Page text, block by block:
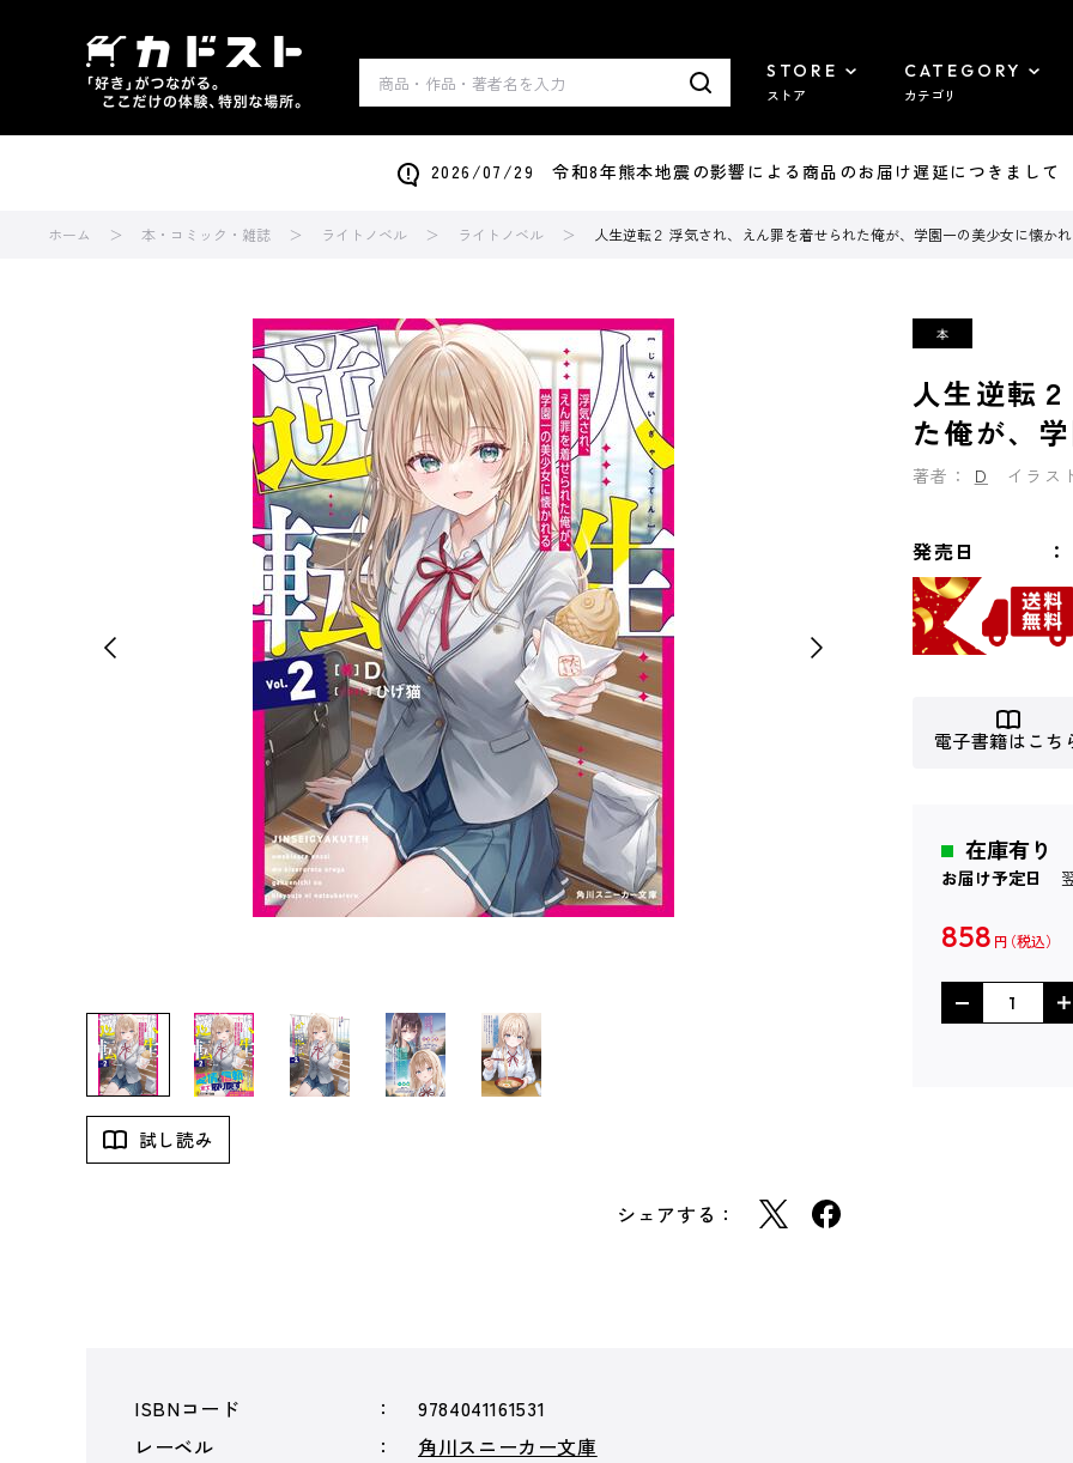
STORE
ストア
CATEGORY
カテゴリ
2026/07/29 令和8年熊本地震の影響による商品のお届け遅延につきまして
ホーム 本・コミック・雑誌 ライトノベル ライトノベル 人生逆転２ 浮気され、えん罪を着せられた俺が、学園一の美少女に懐かれ
試し読み
シェアする：
人生逆転
た俺が、
著者： D イラス
発売日
電子書籍はこち
在庫有り
お届け予定日
858 円
ISBNコード
9784041161531
レーベル
角川スニーカー文庫